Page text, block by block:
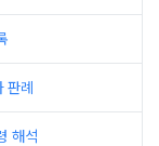
판례
해석